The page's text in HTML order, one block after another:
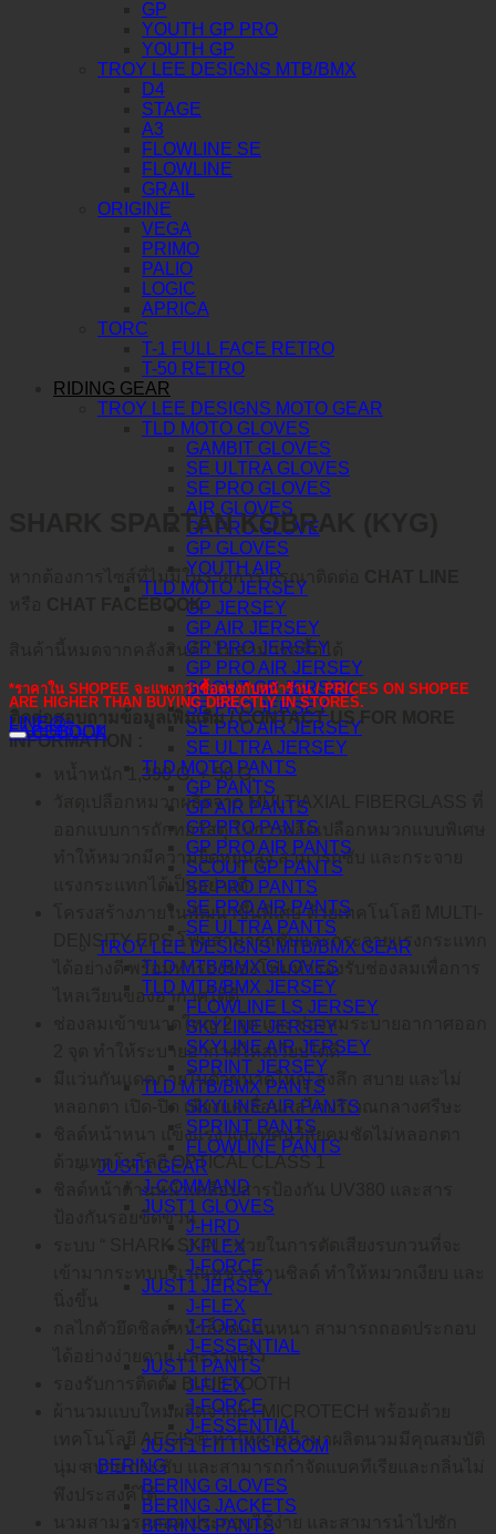
GP
YOUTH GP PRO
YOUTH GP
TROY LEE DESIGNS MTB/BMX
D4
STAGE
A3
FLOWLINE SE
FLOWLINE
GRAIL
ORIGINE
VEGA
PRIMO
PALIO
LOGIC
APRICA
TORC
T-1 FULL FACE RETRO
T-50 RETRO
RIDING GEAR
TROY LEE DESIGNS MOTO GEAR
TLD MOTO GLOVES
GAMBIT GLOVES
SE ULTRA GLOVES
SE PRO GLOVES
AIR GLOVES
GP PRO GLOVE
GP GLOVES
YOUTH AIR
TLD MOTO JERSEY
GP JERSEY
GP AIR JERSEY
GP PRO JERSEY
GP PRO AIR JERSEY
SCOUT GP JERSEY
SE PRO JERSEY
SE PRO AIR JERSEY
SE ULTRA JERSEY
TLD MOTO PANTS
GP PANTS
GP AIR PANTS
GP PRO PANTS
GP PRO AIR PANTS
SCOUT GP PANTS
SE PRO PANTS
SE PRO AIR PANTS
SE ULTRA PANTS
TROY LEE DESIGNS MTB/BMX GEAR
TLD MTB/BMX GLOVES
TLD MTB/BMX JERSEY
FLOWLINE LS JERSEY
SKYLINE JERSEY
SKYLINE AIR JERSEY
SPRINT JERSEY
TLD MTB/BMX PANTS
SKYLINE AIR PANTS
SPRINT PANTS
FLOWLINE PANTS
JUST1 GEAR
J-COMMAND
JUST1 GLOVES
J-HRD
J-FLEX
J-FORCE
JUST1 JERSEY
J-FLEX
J-FORCE
J-ESSENTIAL
JUST1 PANTS
J-FLEX
J-FORCE
J-ESSENTIAL
JUST1 FITTING ROOM
BERING
BERING GLOVES
BERING JACKETS
BERING PANTS
SHARK SPARTAN KOBRAK (KYG)
หากต้องการไซส์ที่ไม่มีในรายการ กรุณาติดต่อ
CHAT FACEBOOK
สินค้านี้หมดจากคลังสินค้า ไม่สามารถซื้อได้
*ราคาใน SHOPEE จะแพงกว่าซื้อตรงกับหน้าร้าน / PRICES ON SHOPEE
ARE HIGHER THAN BUYING DIRECTLY IN STORES.
ติดต่อสอบถามข้อมูลเพิ่มเติม / CONTACT US FOR MORE
INFORMATION :
LINE@
FACEBOOK
คำอธิบาย
หน้ำหนัก 1,390 G. +-50 G.
วัสดุเปลือกหมวกผลิตจาก MULTIAXIAL FIBERGLASS ที่
ออกแบบการถักทอวัสดุ ในการผลิตเปลือกหมวกแบบพิเศษ
ทำให้หมวกมีความยืดหยุ่นสูง สามารถซับ และกระจาย
แรงกระแทกได้เป็นอย่างดี
โครงสร้างภายในพัฒนาขึ้นพิเศษ ด้วยเทคโนโลยี MULTI-
DENSITY EPS โฟมสามารถซับและกระจายแรงกระแทก
ได้อย่างดี พร้อมทำร่องของโฟมทำรองรับช่องลมเพื่อการ
ไหลเวียนของอากาศได้ดี
ช่องลมเข้าขนาดใหญ่ 2 จุด และช่องลมระบายอากาศออก
2 จุด ทำให้ระบายอากาศไหลเวียบได้ดี
มีแว่นกันแดดภายในตัวขนาดใหญ่ ลงลึก สบาย และไม่
หลอกตา เปิด-ปิด เพียงแค่เลื่อนกลไกบริเวณกลางศรีษะ
ชิลด์หน้าหนา แข็งแรง และทัศนวิสัยคมชัดไม่หลอกตา
ด้วยเทคโนโลยี OPTICAL CLASS 1
ชิลด์หน้าด้านหน้าเคลือบสารป้องกัน UV380 และสาร
ป้องกันรอยขีดข่วน
ระบบ “ SHARK SKIN “ ช่วยในการตัดเสียงรบกวนที่จะ
เข้ามากระทบบริเวณหูช่วงฐานชิลด์ ทำให้หมวกเงียบ และ
กลไกตัวยึดชิลด์หน้าล็อคแน่นหนา สามารถถอดประกอบ
ได้อย่างง่ายดาย และรวดเร็ว
รองรับการติดตั้ง BLUETOOTH
ผ้านวมแบบใหม่ผลิตจากผ้า MICROTECH พร้อมด้วย
เทคโนโลยี AEGIS® ทำให้ผ้าที่นำมาผลิตนวมมีคุณสมบัติ
นุ่ม สบาย กระซับ และสามารถกำจัดแบคทีเรียและกลิ่นไม่
พึงประสงค์ได้
นวมสามารถถอด ประกอบได้ง่าย และสามารนำไปซัก